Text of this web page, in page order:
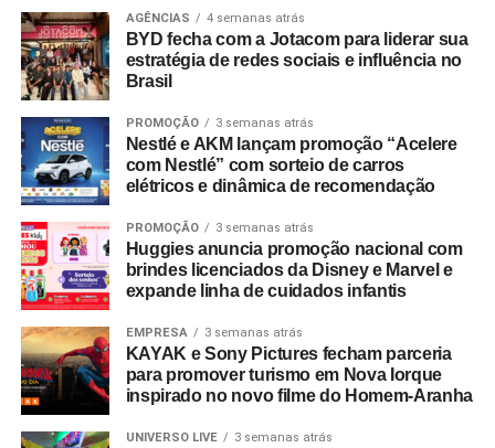
de R$ 3.950,00. As demais atualizações e atrações do
evento serão divulgadas nos canais oficiais do camarote
nos próximos meses.
AGÊNCIAS 4 semanas atrás
BYD fecha com a Jotacom para liderar sua
estratégia de redes sociais e influência no
Brasil
PROMOÇÃO 3 semanas atrás
Nestlé e AKM lançam promoção “Acelere
com Nestlé” com sorteio de carros
elétricos e dinâmica de recomendação
PROMOÇÃO 3 semanas atrás
Huggies anuncia promoção nacional com
brindes licenciados da Disney e Marvel e
expande linha de cuidados infantis
EMPRESA 3 semanas atrás
KAYAK e Sony Pictures fecham parceria
para promover turismo em Nova Iorque
inspirado no novo filme do Homem-Aranha
UNIVERSO LIVE 3 semanas atrás